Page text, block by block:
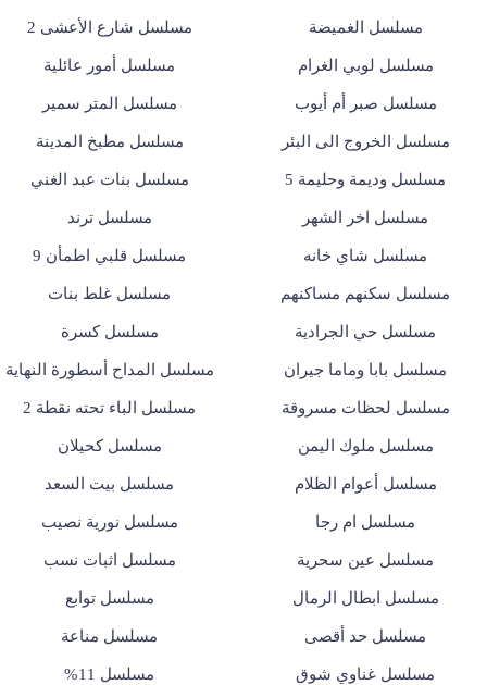
مسلسل الغميضة مسلسل شارع الأعشى 2
مسلسل لوبي الغرام مسلسل أمور عائلية
مسلسل صبر أم أيوب مسلسل المتر سمير
مسلسل الخروج الى البئر مسلسل مطبخ المدينة
مسلسل وديمة وحليمة 5 مسلسل بنات عبد الغني
مسلسل اخر الشهر مسلسل ترند
مسلسل شاي خانه مسلسل قلبي اطمأن 9
مسلسل سكنهم مساكنهم مسلسل غلط بنات
مسلسل حي الجرادية مسلسل كسرة
مسلسل بابا وماما جيران مسلسل المداح أسطورة النهاية
مسلسل لحظات مسروقة مسلسل الباء تحته نقطة 2
مسلسل ملوك اليمن مسلسل كحيلان
مسلسل أعوام الظلام مسلسل بيت السعد
مسلسل ام رجا مسلسل نورية نصيب
مسلسل عين سحرية مسلسل اثبات نسب
مسلسل ابطال الرمال مسلسل توابع
مسلسل حد أقصى مسلسل مناعة
مسلسل غناوي شوق مسلسل 11%